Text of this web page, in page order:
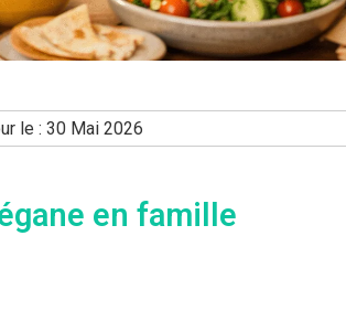
le : 30 Mai 2026
en famille